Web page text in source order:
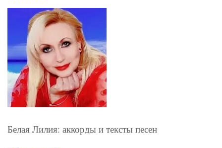
Белая Лилия: аккорды и тексты песен